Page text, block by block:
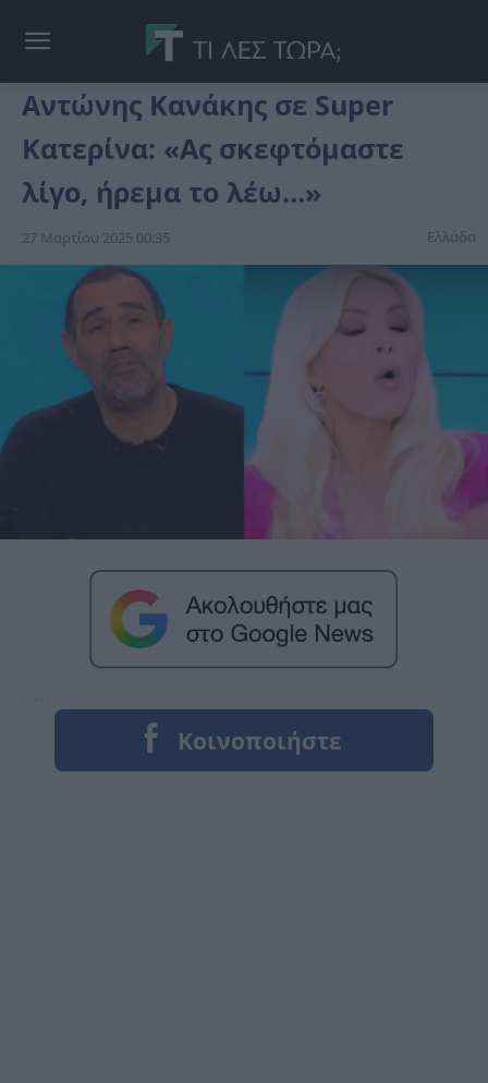
Αντώνης Κανάκης σε Super
Κατερίνα: «Ας σκεφτόμαστε
λίγο, ήρεμα το λέω…»
27 Μαρτίου 2025 00:35 Ελλάδα